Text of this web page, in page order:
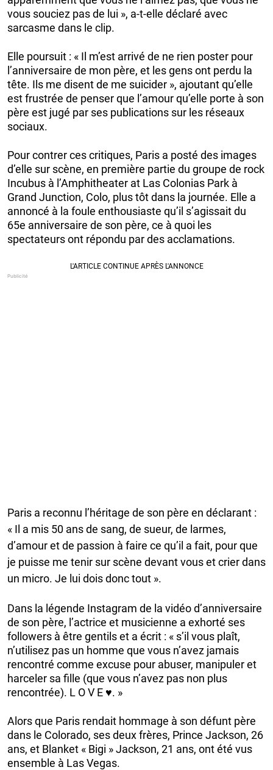
vous souciez pas de lui », a-t-elle déclaré avec
sarcasme dans le clip.
Elle poursuit : « Il m’est arrivé de ne rien poster pour
l’anniversaire de mon père, et les gens ont perdu la
tête. Ils me disent de me suicider », ajoutant qu’elle
est frustrée de penser que l’amour qu’elle porte à son
père est jugé par ses publications sur les réseaux
sociaux.
Pour contrer ces critiques, Paris a posté des images
d’elle sur scène, en première partie du groupe de rock
Incubus à l’Amphitheater at Las Colonias Park à
Grand Junction, Colo, plus tôt dans la journée. Elle a
annoncé à la foule enthousiaste qu’il s’agissait du
65e anniversaire de son père, ce à quoi les
spectateurs ont répondu par des acclamations.
Paris a reconnu l’héritage de son père en déclarant :
« Il a mis 50 ans de sang, de sueur, de larmes,
d’amour et de passion à faire ce qu’il a fait, pour que
je puisse me tenir sur scène devant vous et crier dans
un micro. Je lui dois donc tout ».
Dans la légende Instagram de la vidéo d’anniversaire
de son père, l’actrice et musicienne a exhorté ses
followers à être gentils et a écrit : « s’il vous plaît,
n’utilisez pas un homme que vous n’avez jamais
rencontré comme excuse pour abuser, manipuler et
harceler sa fille (que vous n’avez pas non plus
rencontrée). L O V E ♥️. »
Alors que Paris rendait hommage à son défunt père
dans le Colorado, ses deux frères, Prince Jackson, 26
ans, et Blanket « Bigi » Jackson, 21 ans, ont été vus
ensemble à Las Vegas.